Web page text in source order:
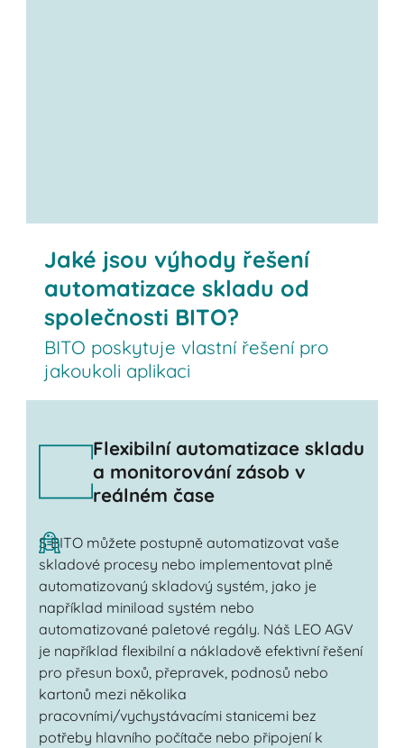
Kontaktujte nás
Jaké jsou výhody řešení
automatizace skladu od
společnosti BITO?
BITO poskytuje vlastní řešení pro
jakoukoli aplikaci
Flexibilní automatizace skladu
a monitorování zásob v
reálném čase
S BITO můžete postupně automatizovat vaše
skladové procesy nebo implementovat plně
automatizovaný skladový systém, jako je
například miniload systém nebo
automatizované paletové regály. Náš LEO AGV
je například flexibilní a nákladově efektivní řešení
pro přesun boxů, přepravek, podnosů nebo
kartonů mezi několika
pracovními/vychystávacími stanicemi bez
potřeby hlavního počítače nebo připojení k